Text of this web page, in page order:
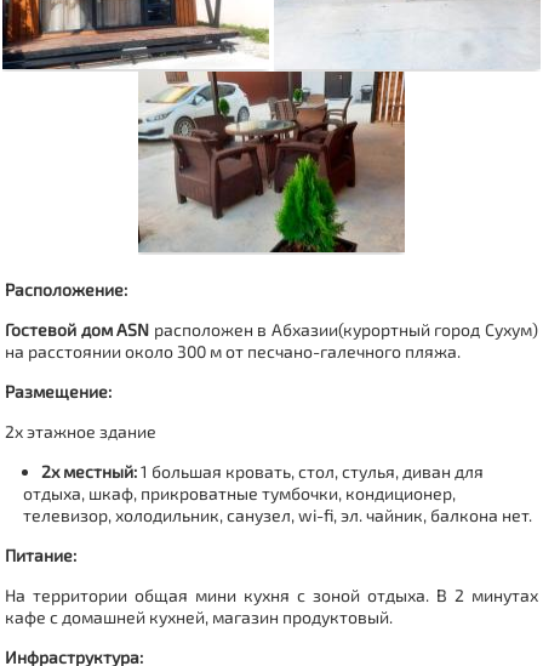
Расположение:
Гостевой дом ASN расположен в Абхазии(курортный город Сухум)
на расстоянии около 300 м от песчано-галечного пляжа.
Размещение:
2х этажное здание
2х местный:1 большая кровать, стол, стулья, диван для
отдыха, шкаф, прикроватные тумбочки, кондиционер,
телевизор, холодильник, санузел, wi-fi, эл. чайник, балкона нет.
Питание:
На территории общая мини кухня с зоной отдыха. В 2 минутах
кафе с домашней кухней, магазин продуктовый.
Инфраструктура: